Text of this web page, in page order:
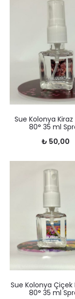
Sue Kolonya
80° 35 ml
₺ 50,00
Sue Kolonya Çiçek
80° 35 ml